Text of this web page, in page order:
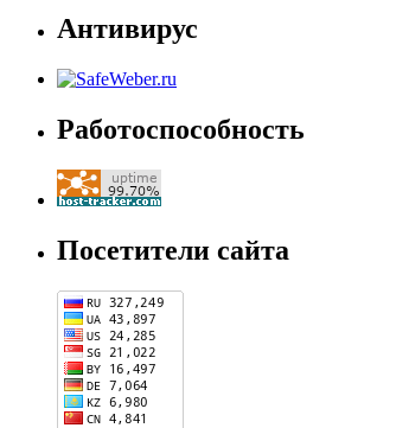
Антивирус
Работоспособность
Посетители сайта